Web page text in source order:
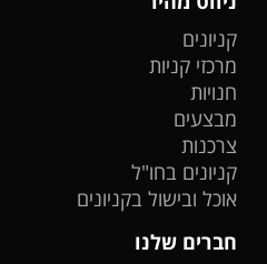
קניונים
מרכזי קניות
חנויות
מבצעים
צרכנות
קניונים בחו"ל
אוכל ובישול בקניונים
חברים שלנו